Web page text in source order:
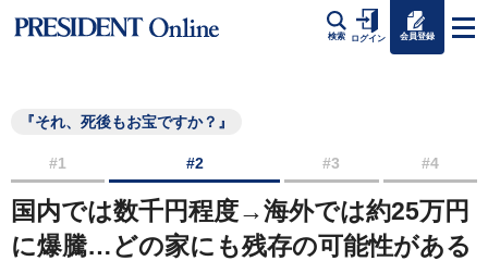
検索 ログイン 会員登録
『それ、死後もお宝ですか？』
#1 #2 #3 #4
国内では数千円程度→海外では約25万円
に爆騰…どの家にも残存の可能性がある